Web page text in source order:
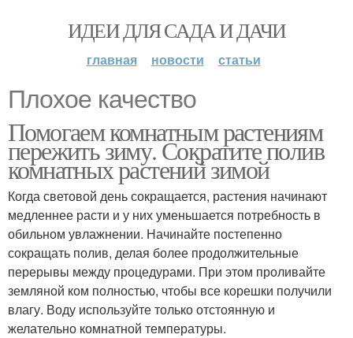
ИДЕИ ДЛЯ САДА И ДАЧИ
главная новости статьи
Плохое качество
Помогаем комнатным растениям
пережить зиму. Сократите полив
комнатных растений зимой
Когда световой день сокращается, растения начинают
медленнее расти и у них уменьшается потребность в
обильном увлажнении. Начинайте постепенно
сокращать полив, делая более продолжительные
перерывы между процедурами. При этом проливайте
земляной ком полностью, чтобы все корешки получили
влагу. Воду используйте только отстоянную и
желательно комнатной температуры.